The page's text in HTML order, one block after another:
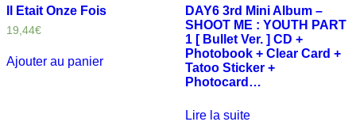
Il Etait Onze Fois
19,44€
Ajouter au panier
DAY6 3rd Mini Album –
SHOOT ME : YOUTH PART
1 [ Bullet Ver. ] CD +
Photobook + Clear Card +
Tatoo Sticker +
Photocard…
Lire la suite